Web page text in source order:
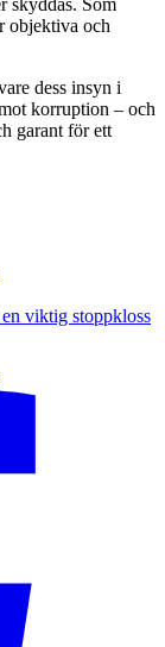
skyddas. Som
objektiva och
dess insyn i
korruption – och
garant för ett
viktig stoppkloss